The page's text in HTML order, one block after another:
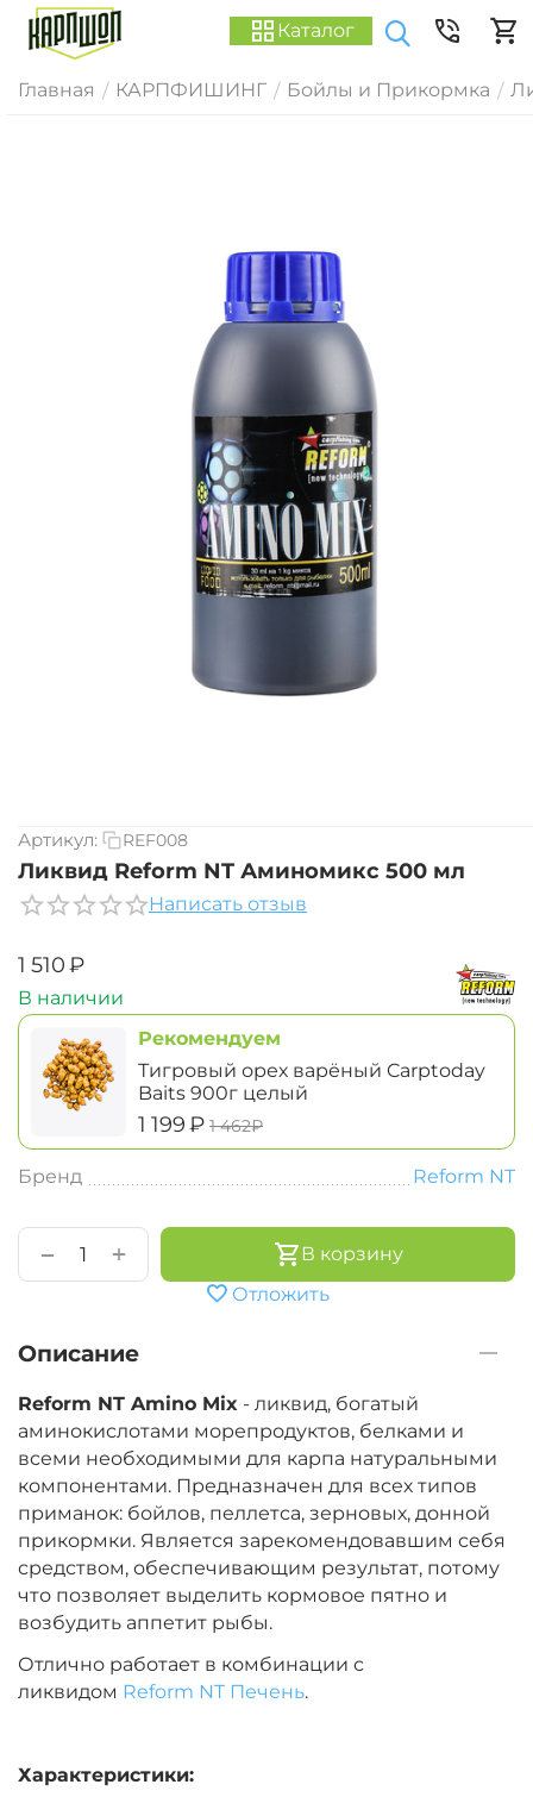
Каталог
Главная / КАРПФИШИНГ / Бойлы и Прикормка /
Артикул: REF008
Ликвид Reform NT Аминомикс 500 мл
Написать отзыв
‍1 510‍₽
В наличии
Рекомендуем
Тигровый орех варёный Carptoday
Baits 900г целый
‍1 199‍₽ ‍1 462‍₽
Бренд Reform NT
+
−
В корзину
Отложить
Описание
Reform NT Amino Mix - ликвид, богатый
аминокислотами морепродуктов, белками и
всеми необходимыми для карпа натуральными
компонентами. Предназначен для всех типов
приманок: бойлов, пеллетса, зерновых, донной
прикормки. Является зарекомендовавшим себя
средством, обеспечивающим результат, потому
что позволяет выделить кормовое пятно и
возбудить аппетит рыбы.
Отлично работает в комбинации с
ликвидом Reform NT Печень.
Характеристики: